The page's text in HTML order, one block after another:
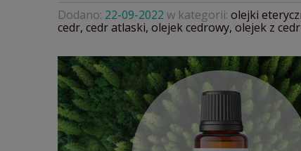
Dodano: 22-09-2022 w kategorii: olejki
cedr, cedr atlaski, olejek cedrowy, olejek z